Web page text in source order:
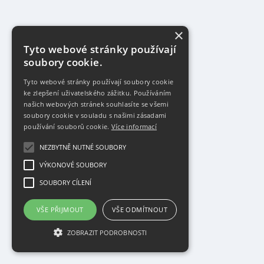
×
Tyto webové stránky používají
soubory cookie.
Tyto webové stránky používají soubory cookie
ke zlepšení uživatelského zážitku. Používáním
našich webových stránek souhlasíte se všemi
soubory cookie v souladu s našimi zásadami
používání souborů cookie. Více informací
NEZBYTNĚ NUTNÉ SOUBORY
VÝKONOVÉ SOUBORY
SOUBORY CÍLENÍ
VŠE PŘIJMOUT VŠE ODMÍTNOUT
ZOBRAZIT PODROBNOSTI